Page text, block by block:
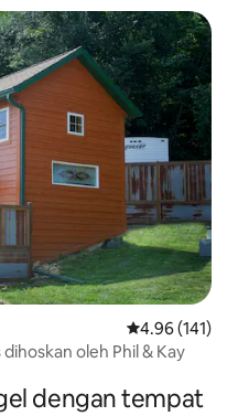
Penarafan
4.96 (141)
oleh Phil & Kay
dengan tempat